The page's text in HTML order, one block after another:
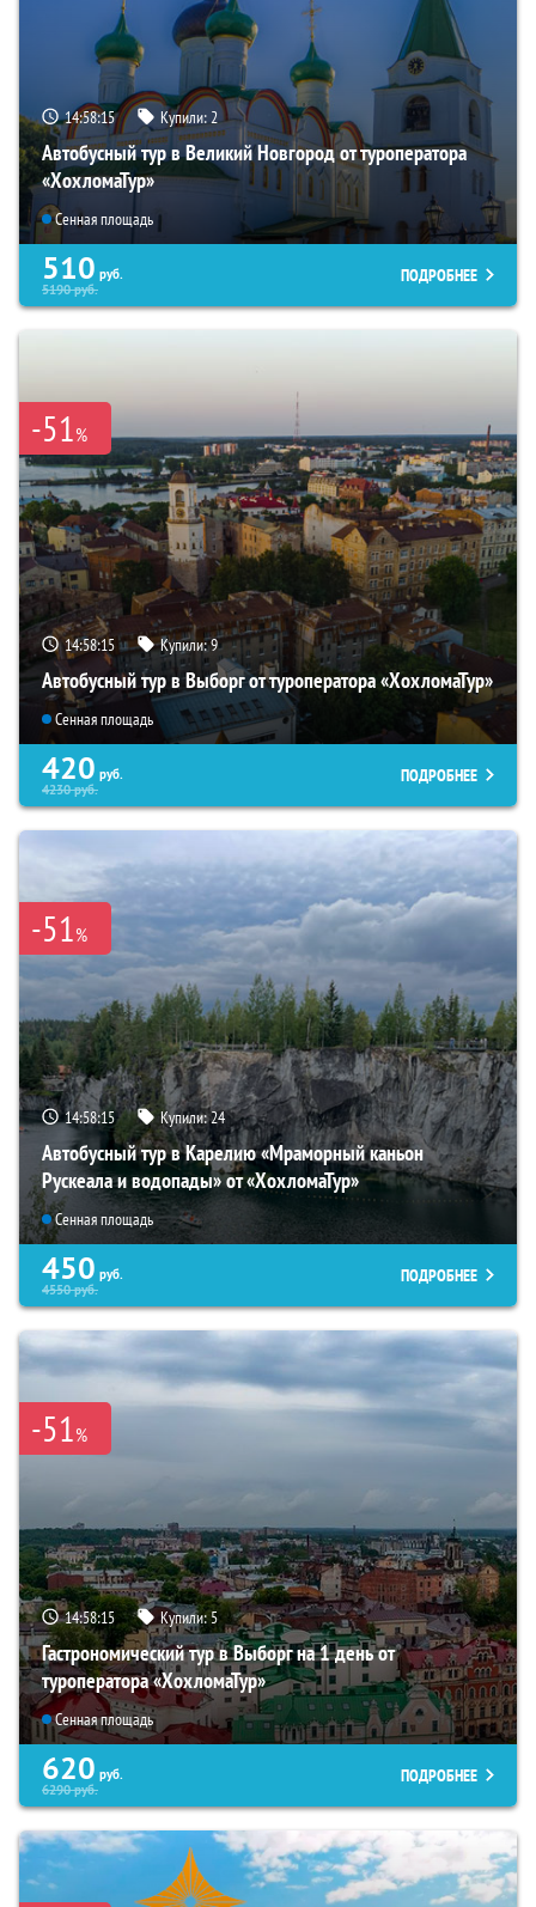
14:58:14 Купили:2
Автобусный тур в Великий Новгород от туроператора
«ХохломаТур»
Сенная площадь
510 руб.
5190руб.
ПОДРОБНЕЕ
-51%
14:58:14 Купили:9
Автобусный тур в Выборг от туроператора «ХохломаТур»
Сенная площадь
420 руб.
4230руб.
ПОДРОБНЕЕ
-51%
14:58:14 Купили:24
Автобусный тур в Карелию «Мраморный каньон
Рускеала и водопады» от «ХохломаТур»
Сенная площадь
450 руб.
4550руб.
ПОДРОБНЕЕ
-51%
14:58:14 Купили:5
Гастрономический тур в Выборг на 1 день от
туроператора «ХохломаТур»
Сенная площадь
620 руб.
6290руб.
ПОДРОБНЕЕ